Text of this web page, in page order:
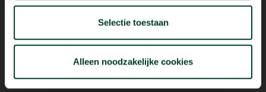
Selectie toestaan
Alleen noodzakelijke cookies